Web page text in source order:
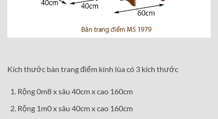
Kích thước bàn trang điểm kính lùa có 3 kích thước
Rộng 0m8 x sâu 40cm x cao 160cm
Rộng 1m0 x sâu 40cm x cao 160cm